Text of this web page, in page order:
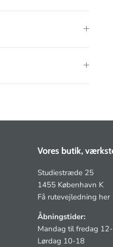
Vores butik,
Studiestræde 25
1455 København K
Få rutevejledning her
Åbningstider:
Mandag til fredag
Lørdag 10-18